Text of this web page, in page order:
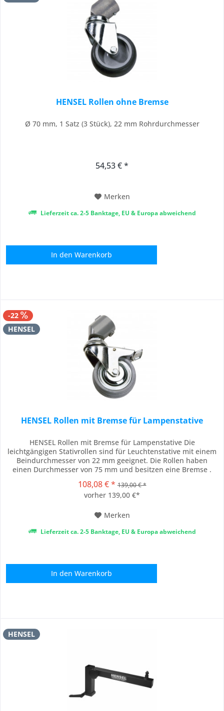
HENSEL Rollen ohne Bremse
Ø 70 mm, 1 Satz (3 Stück), 22 mm Rohrdurchmesser
54,53 € *
Merken
Lieferzeit ca. 2-5 Banktage, EU & Europa abweichend
In den Warenkorb
-22
HENSEL
HENSEL Rollen mit Bremse für Lampenstative
HENSEL Rollen mit Bremse für Lampenstative Die
leichtgängigen Stativrollen sind für Leuchtenstative mit einem
Beindurchmesser von 22 mm geeignet. Die Rollen haben
einen Durchmesser von 75 mm und besitzen eine Bremse .
Rohhrdurchmesser: 22 mm Bremse: Ja Lieferumfang:
1x HENSEL Rollen mit Bremse für Lampenstative (1 Set...
108,08 € * 139,00 € *
vorher 139,00 €*
Merken
Lieferzeit ca. 2-5 Banktage, EU & Europa abweichend
In den Warenkorb
HENSEL